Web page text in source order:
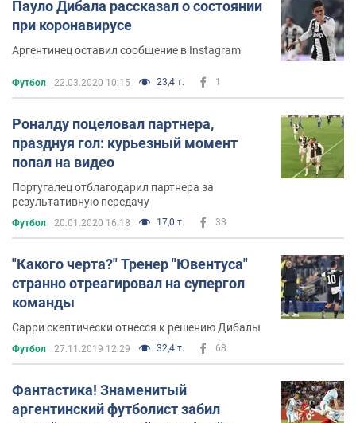
Пауло Дибала рассказал о состоянии
при коронавирусе
Аргентинец оставил сообщение в Instagram
Футбол 22.03.2020 10:15 23,4 т. 1
Роналду поцеловал партнера,
празднуя гол: курьезный момент
попал на видео
Португалец отблагодарил партнера за
результативную передачу
Футбол 20.01.2020 16:18 17,0 т. 33
"Какого черта?" Тренер "Ювентуса"
странно отреагировал на супергол
команды
Сарри скептически отнесся к решению Дибалы
Футбол 27.11.2019 12:29 32,4 т. 68
Фантастика! Знаменитый
аргентинский футболист забил